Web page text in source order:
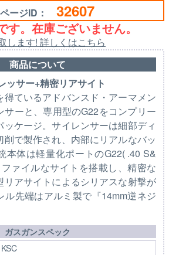
ージID： 32607
す。在庫ございません。
します! 詳しくはこちら
商品について
ッサー+精密リアサイト
ているアドバンスド・アーマメン
サーと、専用型のG22をコンプリー
ッケージ。サイレンサーは細部ディ
で製作され、内部にリアルなバッ
本体は軽量化ポートのG22( .40 S&
ァイルなサイトを搭載し、精密な
リアサイトによるシリアスな射撃が
ル先端はアルミ製で『14mm逆ネジ
ガスガンスペック
KSC